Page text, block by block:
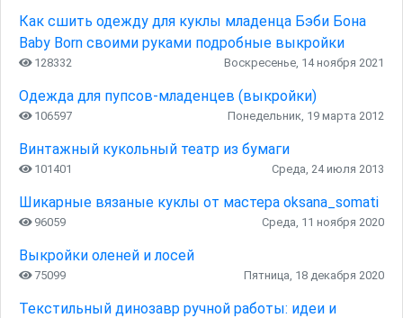
Как сшить одежду для куклы младенца Бэби Бона
Baby Born своими руками подробные выкройки
128332 Воскресенье, 14 ноября 2021
Одежда для пупсов-младенцев (выкройки)
106597 Понедельник, 19 марта 2012
Винтажный кукольный театр из бумаги
101401 Среда, 24 июля 2013
Шикарные вязаные куклы от мастера oksana_somati
96059 Среда, 11 ноября 2020
Выкройки оленей и лосей
75099 Пятница, 18 декабря 2020
Текстильный динозавр ручной работы: идеи и